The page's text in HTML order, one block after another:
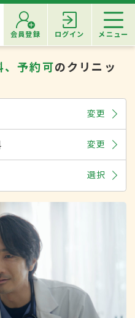
会員登録 ログイン メニュー
、予約可のクリニッ
変更
変更
選択